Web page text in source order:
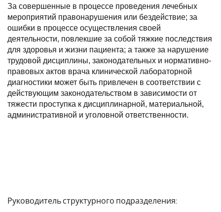
За совершенные в процессе проведения лечебных
мероприятий правонарушения или бездействие; за
ошибки в процессе осуществления своей
деятельности, повлекшие за собой тяжкие последствия
для здоровья и жизни пациента; а также за нарушение
трудовой дисциплины, законодательных и нормативно-
правовых актов врача клинической лабораторной
диагностики может быть привлечен в соответствии с
действующим законодательством в зависимости от
тяжести проступка к дисциплинарной, материальной,
административной и уголовной ответственности.
Руководитель структурного подразделения: